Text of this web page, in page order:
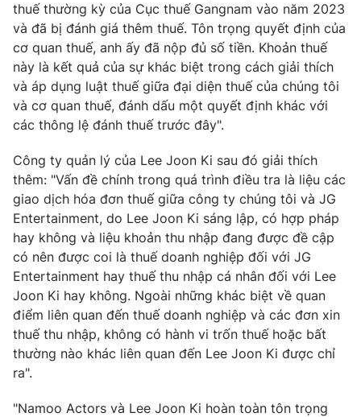
Góc doanh nghiệp
Truyền hình
Phim VTV
Hậu trường
Nhân vật
Giải sao mai
Giải trí
Điện ảnh
Âm nhạc
Sao
Đời sống
Làm đẹp
Chất lượng cuộc sống
Giáo dục
Tuyển sinh
Học trực tuyến
Công nghệ
Hitech Công nghệ tương lai
Sản phẩm
Thị trường
Tư vấn
Giao lưu trực tuyến
Lịch phát sóng
Chuyên mục khác
Emagazine
thuế thường kỳ của Cục thuế Gangnam vào năm 2023
và đã bị đánh giá thêm thuế. Tôn trọng quyết định của
cơ quan thuế, anh ấy đã nộp đủ số tiền. Khoản thuế
này là kết quả của sự khác biệt trong cách giải thích
và áp dụng luật thuế giữa đại diện thuế của chúng tôi
và cơ quan thuế, đánh dấu một quyết định khác với
các thông lệ đánh thuế trước đây".
Công ty quản lý của Lee Joon Ki sau đó giải thích
thêm: "Vấn đề chính trong quá trình điều tra là liệu các
giao dịch hóa đơn thuế giữa công ty chúng tôi và JG
Entertainment, do Lee Joon Ki sáng lập, có hợp pháp
hay không và liệu khoản thu nhập đang được đề cập
có nên được coi là thuế doanh nghiệp đối với JG
Entertainment hay thuế thu nhập cá nhân đối với Lee
Joon Ki hay không. Ngoài những khác biệt về quan
điểm liên quan đến thuế doanh nghiệp và các đơn xin
thuế thu nhập, không có hành vi trốn thuế hoặc bất
thường nào khác liên quan đến Lee Joon Ki được chỉ
ra".
"Namoo Actors và Lee Joon Ki hoàn toàn tôn trọng